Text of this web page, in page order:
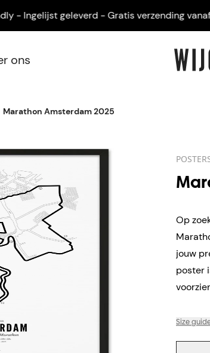
geleverd - Gratis verzending vanaf €45
ons
Marathon Amsterdam 2025
Op
jouw
poster
Size